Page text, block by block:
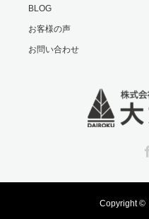
BLOG
お客様の声
お問い合わせ
Copyright ©